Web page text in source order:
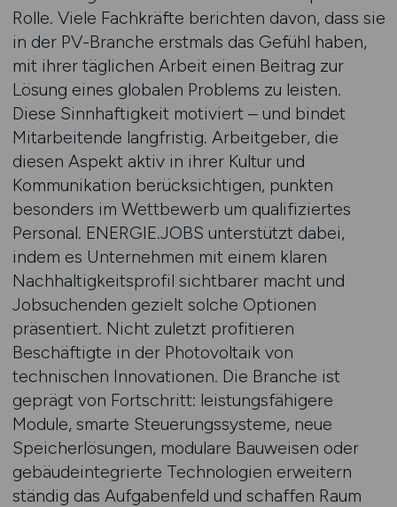
Rolle. Viele Fachkräfte berichten davon, dass sie
in der PV-Branche erstmals das Gefühl haben,
mit ihrer täglichen Arbeit einen Beitrag zur
Lösung eines globalen Problems zu leisten.
Diese Sinnhaftigkeit motiviert – und bindet
Mitarbeitende langfristig. Arbeitgeber, die
diesen Aspekt aktiv in ihrer Kultur und
Kommunikation berücksichtigen, punkten
besonders im Wettbewerb um qualifiziertes
Personal. ENERGIE.JOBS unterstützt dabei,
indem es Unternehmen mit einem klaren
Nachhaltigkeitsprofil sichtbarer macht und
Jobsuchenden gezielt solche Optionen
präsentiert. Nicht zuletzt profitieren
Beschäftigte in der Photovoltaik von
technischen Innovationen. Die Branche ist
geprägt von Fortschritt: leistungsfähigere
Module, smarte Steuerungssysteme, neue
Speicherlösungen, modulare Bauweisen oder
gebäudeintegrierte Technologien erweitern
ständig das Aufgabenfeld und schaffen Raum